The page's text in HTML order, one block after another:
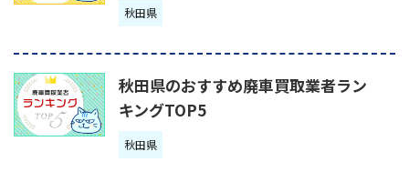
秋田県
秋田県のおすすめ廃車買取業者ラン
キングTOP5
秋田県